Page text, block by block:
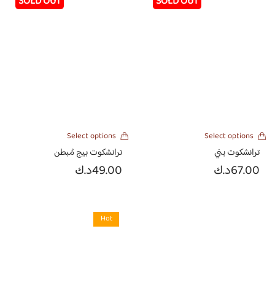
Select options
ترانشكوت بني
67.00د.ك
Select options
ترانشكوت بيج مُبطن
49.00د.ك
Hot